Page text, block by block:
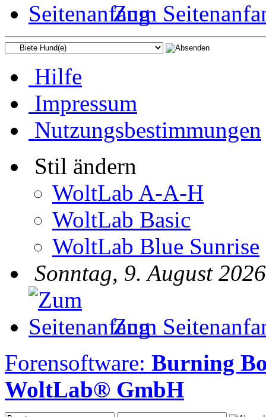
Zum
Hilfe
Impressum
Nutzungsbestimmungen
Stil ändern
WoltLab A-A-H
WoltLab Basic
WoltLab Blue Sunrise
Sonntag, 9. August
Zum
Forensoftware: Burning
WoltLab® GmbH